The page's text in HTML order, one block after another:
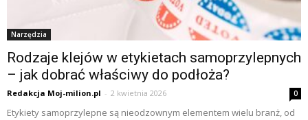
Narzędzia
Rodzaje klejów w etykietach samoprzylepnych
– jak dobrać właściwy do podłoża?
Redakcja Moj-milion.pl - 2 kwietnia 2026 0
Etykiety samoprzylepne są nieodzownym elementem wielu branż, od